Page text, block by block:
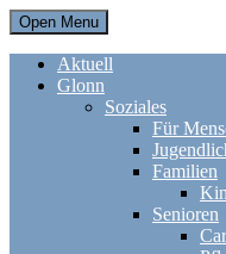
Open Menu
Aktuell
Glonn
Soziales
Für
Familien
Senioren